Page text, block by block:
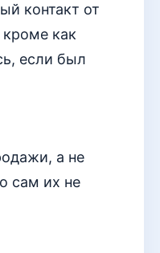
контакт от
как
если был
а не
сам их не